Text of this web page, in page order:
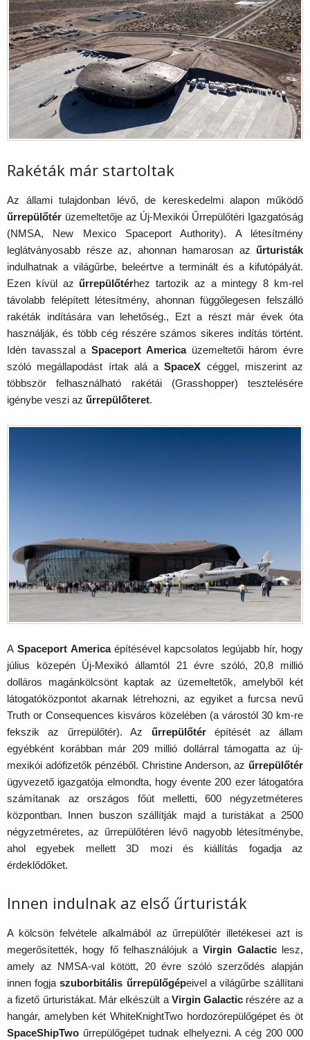
Rakéták már startoltak
Az állami tulajdonban lévő, de kereskedelmi alapon működő
űrrepülőtér üzemeltetője az Új-Mexikói Űrrepülőtéri Igazgatóság
(NMSA, New Mexico Spaceport Authority). A létesítmény
leglátványosabb része az, ahonnan hamarosan az űrturisták
indulhatnak a világűrbe, beleértve a terminált és a kifutópályát.
Ezen kívül az űrrepülőtérhez tartozik az a mintegy 8 km-rel
távolabb felépített létesítmény, ahonnan függőlegesen felszálló
rakéták indítására van lehetőség., Ezt a részt már évek óta
használják, és több cég részére számos sikeres indítás történt.
Idén tavasszal aSpaceport Americaüzemeltetői három évre
szóló megállapodást írtak alá aSpaceX céggel, miszerint az
többször felhasználható rakétái (Grasshopper) tesztelésére
igénybe veszi az űrrepülőteret.
A Spaceport Americaépítésével kapcsolatos legújabb hír, hogy
július közepén Új-Mexikó államtól 21 évre szóló, 20,8 millió
dolláros magánkölcsönt kaptak az üzemeltetők, amelyből két
látogatóközpontot akarnak létrehozni, az egyiket a furcsa nevű
Truth or Consequences kisváros közelében (a várostól 30 km-re
fekszik az űrrepülőtér). Az űrrepülőtérépítését az állam
egyébként korábban már 209 millió dollárral támogatta az új-
mexikói adófizetők pénzéből. Christine Anderson, az űrrepülőtér
ügyvezető igazgatója elmondta, hogy évente 200 ezer látogatóra
számítanak az országos főút melletti, 600 négyzetméteres
központban. Innen buszon szállítják majd a turistákat a 2500
négyzetméretes, az űrrepülőtéren lévő nagyobb létesítménybe,
ahol egyebek mellett 3D mozi és kiállítás fogadja az
érdeklődőket.
Innen indulnak az első űrturisták
A kölcsön felvétele alkalmából az űrrepülőtér illetékesei azt is
megerősítették, hogy fő felhasználójuk aVirgin Galacticlesz,
amely az NMSA-val kötött, 20 évre szóló szerződés alapján
innen fogjaszuborbitális űrrepülőgépeivel a világűrbe szállítani
a fizető űrturistákat. Már elkészült a Virgin Galactic részére az a
hangár, amelyben két WhiteKnightTwo hordozórepülőgépet és öt
SpaceShipTwo űrrepülőgépet tudnak elhelyezni. A cég 200 000